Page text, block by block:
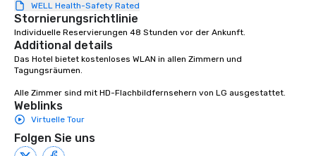
WELL Health-Safety Rated
Stornierungsrichtlinie
Individuelle Reservierungen 48 Stunden vor der Ankunft.
Additional details
Das Hotel bietet kostenloses WLAN in allen Zimmern und
Tagungsräumen.
Alle Zimmer sind mit HD-Flachbildfernsehern von LG ausgestattet.
Weblinks
Virtuelle Tour
Folgen Sie uns